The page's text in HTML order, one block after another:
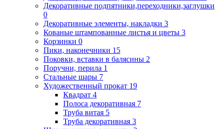
Декоративные подпятники,переходники,заглушки
0
Декоративные элементы, накладки 3
Кованые штампованные листья и цветы 3
Корзинки 0
Пики, наконечники 15
Поковки, вставки в балясины 2
Поручни, перила 1
Стальные шары 7
Художественный прокат 19
Квадрат 4
Полоса декоративная 7
Труба витая 5
Труба декоративная 3